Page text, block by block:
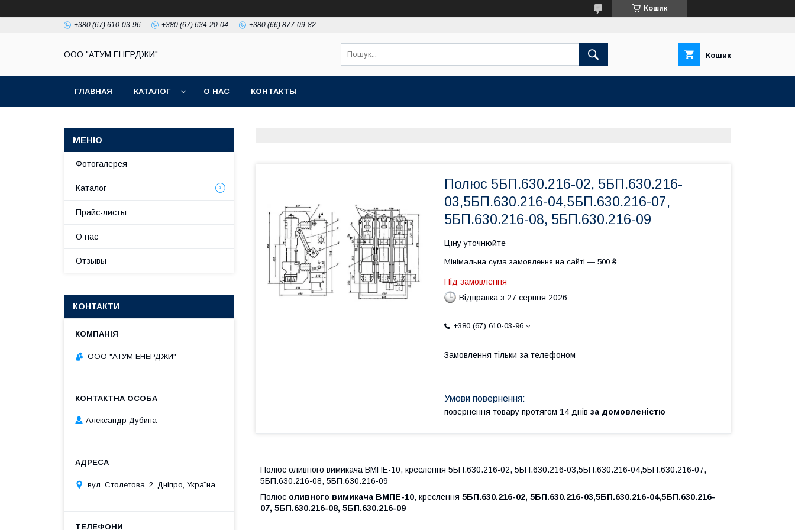
Кошик
+380 (67) 610-03-96 +380 (67) 634-20-04 +380 (66) 877-09-82
ООО "АТУМ ЕНЕРДЖИ" Кошик
ГЛАВНАЯ КАТАЛОГ О НАС КОНТАКТЫ
Полюс 5БП.630.216-02, 5БП.630.216-
03,5БП.630.216-04,5БП.630.216-07,
5БП.630.216-08, 5БП.630.216-09
Ціну уточнюйте
Мінімальна сума замовлення на сайті — 500 ₴
Під замовлення
Відправка з 27 серпня 2026
+380 (67) 610-03-96
Замовлення тільки за телефоном
повернення товару протягом 14 днів за домовленістю
Полюс оливного вимикача ВМПЕ-10, креслення 5БП.630.216-02, 5БП.630.216-03,5БП.630.216-04,5БП.630.216-07,
5БП.630.216-08, 5БП.630.216-09
Полюс оливного вимикача ВМПЕ-10, креслення 5БП.630.216-02, 5БП.630.216-03,5БП.630.216-04,5БП.630.216-
07, 5БП.630.216-08, 5БП.630.216-09
Фотогалерея
Каталог
Прайс-листы
О нас
Отзывы
КОНТАКТИ
ООО "АТУМ ЕНЕРДЖИ"
Александр Дубина
вул. Столетова, 2, Дніпро, Україна